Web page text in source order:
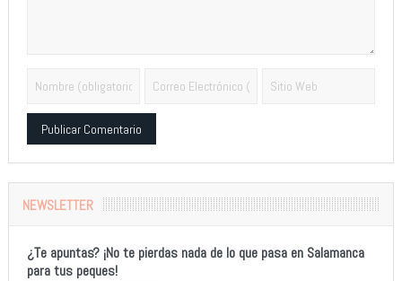
NEWSLETTER
¿Te apuntas? ¡No te pierdas nada de lo que pasa en Salamanca
para tus peques!